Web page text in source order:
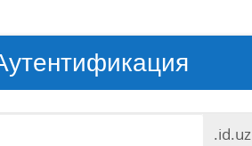
.id.uz